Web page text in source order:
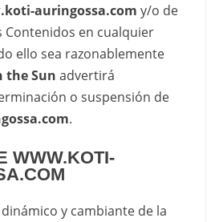
auringossa.com y/o de
Contenidos en cualquier
ello sea razonablemente
the Sun advertirá
o suspensión de
.
WWW.KOTI-
y cambiante de la